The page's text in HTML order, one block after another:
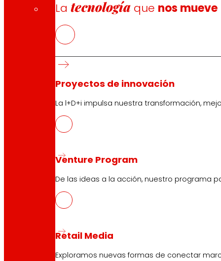
Latecnología que nos mueve
Proyectos de innovación
La l+D+i impulsa nuestra transformación,
Venture Program
De las ideas a la acción, nuestro programa
Retail Media
Exploramos nuevas formas de conectar